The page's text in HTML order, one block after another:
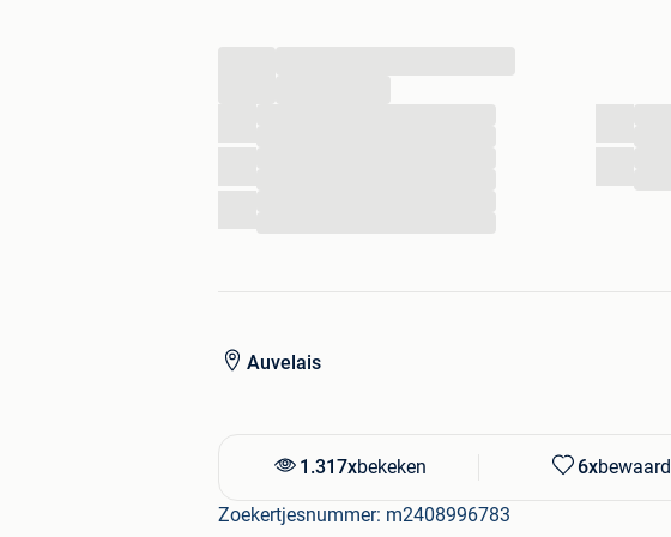
Auvelais
1.317xbekeken 6xbewaard
Zoekertjesnummer: m2408996783